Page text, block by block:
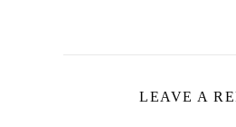
LEAVE A